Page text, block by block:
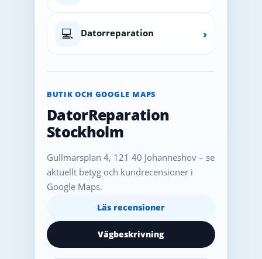
💻 Datorreparation ›
BUTIK OCH GOOGLE MAPS
DatorReparation
Stockholm
Gullmarsplan 4, 121 40 Johanneshov – se
aktuellt betyg och kundrecensioner i
Google Maps.
Läs recensioner
Vägbeskrivning